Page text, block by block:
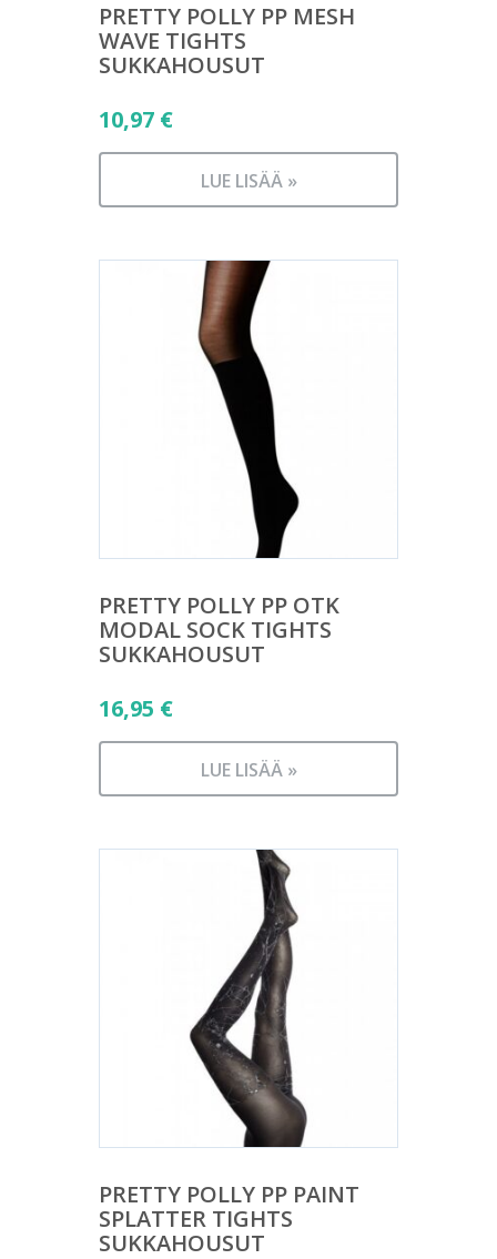
PRETTY POLLY PP MESH
WAVE TIGHTS
SUKKAHOUSUT
10,97 €
LUE LISÄÄ »
PRETTY POLLY PP OTK
MODAL SOCK TIGHTS
SUKKAHOUSUT
16,95 €
LUE LISÄÄ »
PRETTY POLLY PP PAINT
SPLATTER TIGHTS
SUKKAHOUSUT